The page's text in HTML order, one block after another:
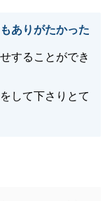
ありがたかった
することができ
して下さりとて